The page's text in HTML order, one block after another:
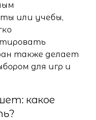
или учебы,
также делает
для игр и
какое